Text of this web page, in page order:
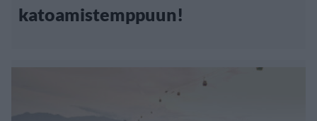
katoamistemppuun!